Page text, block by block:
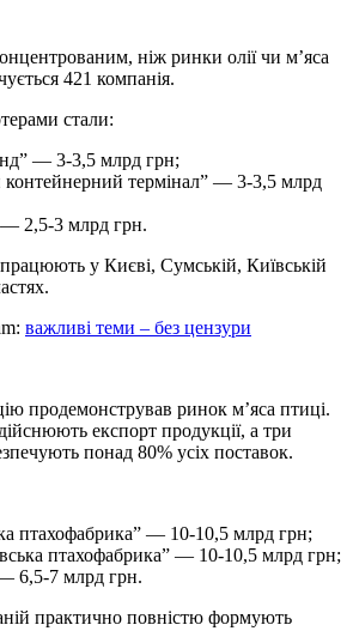
ніж ринки олії чи м’яса
421 компанія.
стали:
— 3-3,5 млрд грн;
термінал” — 3-3,5 млрд
2,5-3 млрд грн.
у Києві, Сумській, Київській
важливі теми – без цензури
продемонстрував ринок м’яса птиці.
експорт продукції, а три
понад 80% усіх поставок.
птахофабрика” — 10-10,5 млрд грн;
птахофабрика” — 10-10,5 млрд грн;
7 млрд грн.
практично повністю формують